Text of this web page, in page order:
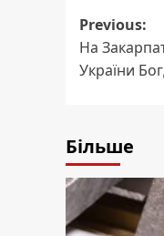
Post
Previous:
На
України
Більше